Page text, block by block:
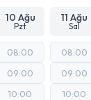
10 Ağu
Pzt
11 Ağu
Sal
08:00
09:00
10:00
08:00
09:00
10:00